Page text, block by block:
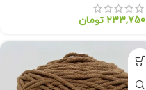
233,750 تومان